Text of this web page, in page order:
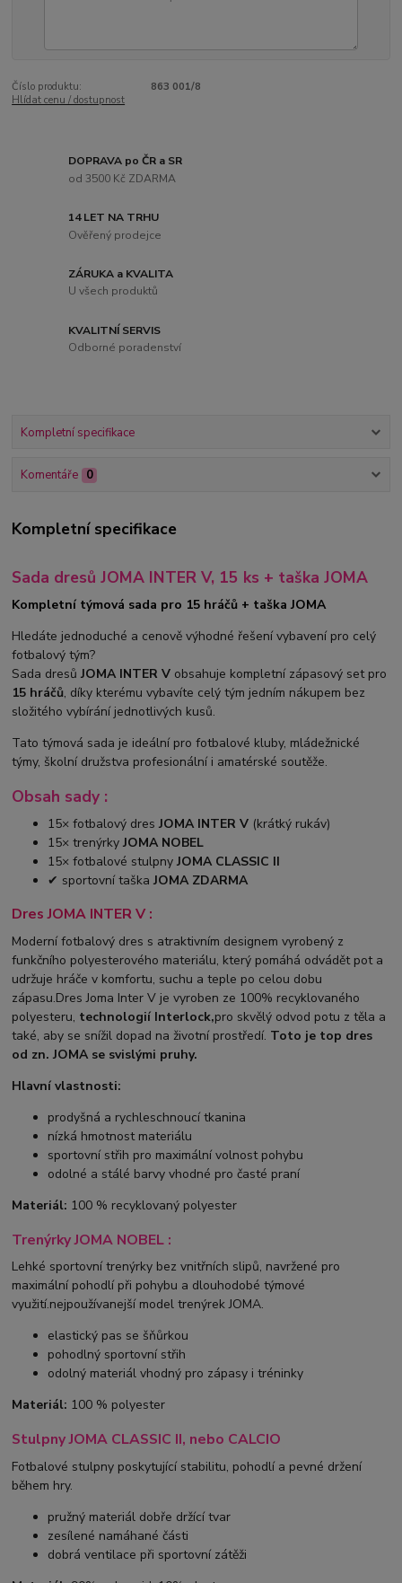
Číslo produktu:
863 001/8
Hlídat cenu / dostupnost
DOPRAVA po ČR a SR
od 3500 Kč ZDARMA
14 LET NA TRHU
Ověřený prodejce
ZÁRUKA a KVALITA
U všech produktů
KVALITNÍ SERVIS
Odborné poradenství
Kompletní specifikace
Komentáře 0
Kompletní specifikace
Sada dresů JOMA INTER V, 15 ks + taška JOMA
Kompletní týmová sada pro 15 hráčů + taška JOMA
Hledáte jednoduché a cenově výhodné řešení vybavení pro celý
fotbalový tým?
Sada dresůJOMA INTER V obsahuje kompletní zápasový set pro
15 hráčů, díky kterému vybavíte celý tým jedním nákupem bez
složitého vybírání jednotlivých kusů.
Tato týmová sada je ideální pro fotbalové kluby, mládežnické
týmy, školní družstva profesionální i amatérské soutěže.
Obsah sady :
15× fotbalový dresJOMA INTER V (krátký rukáv)
15× trenýrkyJOMA NOBEL
15× fotbalové stulpnyJOMA CLASSIC II
✔ sportovní taškaJOMA ZDARMA
Dres JOMA INTER V :
Moderní fotbalový dres s atraktivním designem vyrobený z
funkčního polyesterového materiálu, který pomáhá odvádět pot a
udržuje hráče v komfortu, suchu a teple po celou dobu
zápasu.Dres Joma Inter V je vyroben ze 100% recyklovaného
polyesteru, technologií Interlock,pro skvělý odvod potu z těla a
také, aby se snížil dopad na životní prostředí. Toto je top dres
od zn. JOMA se svislými pruhy.
Hlavní vlastnosti:
prodyšná a rychleschnoucí tkanina
nízká hmotnost materiálu
sportovní střih pro maximální volnost pohybu
odolné a stálé barvy vhodné pro časté praní
Materiál: 100 % recyklovaný polyester
Trenýrky JOMA NOBEL :
Lehké sportovní trenýrky bez vnitřních slipů, navržené pro
maximální pohodlí při pohybu a dlouhodobé týmové
využití.nejpoužívanejší model trenýrek JOMA.
elastický pas se šňůrkou
pohodlný sportovní střih
odolný materiál vhodný pro zápasy i tréninky
Materiál: 100 % polyester
Stulpny JOMA CLASSIC II, nebo CALCIO
Fotbalové stulpny poskytující stabilitu, pohodlí a pevné držení
během hry.
pružný materiál dobře držící tvar
zesílené namáhané části
dobrá ventilace při sportovní zátěži